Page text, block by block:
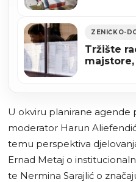
Tržište
U okviru planirane agende
moderator Harun
temu perspektiva
Ernad Metaj o
te Nermina Sarajlić o